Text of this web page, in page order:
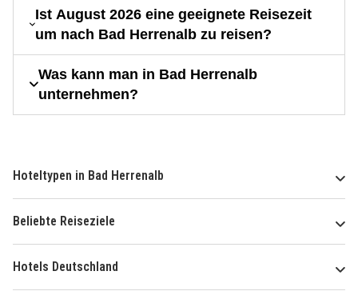
Ist August 2026 eine geeignete Reisezeit
um nach Bad Herrenalb zu reisen?
Was kann man in Bad Herrenalb
unternehmen?
Hoteltypen in Bad Herrenalb
Beliebte Reiseziele
Hotels Deutschland